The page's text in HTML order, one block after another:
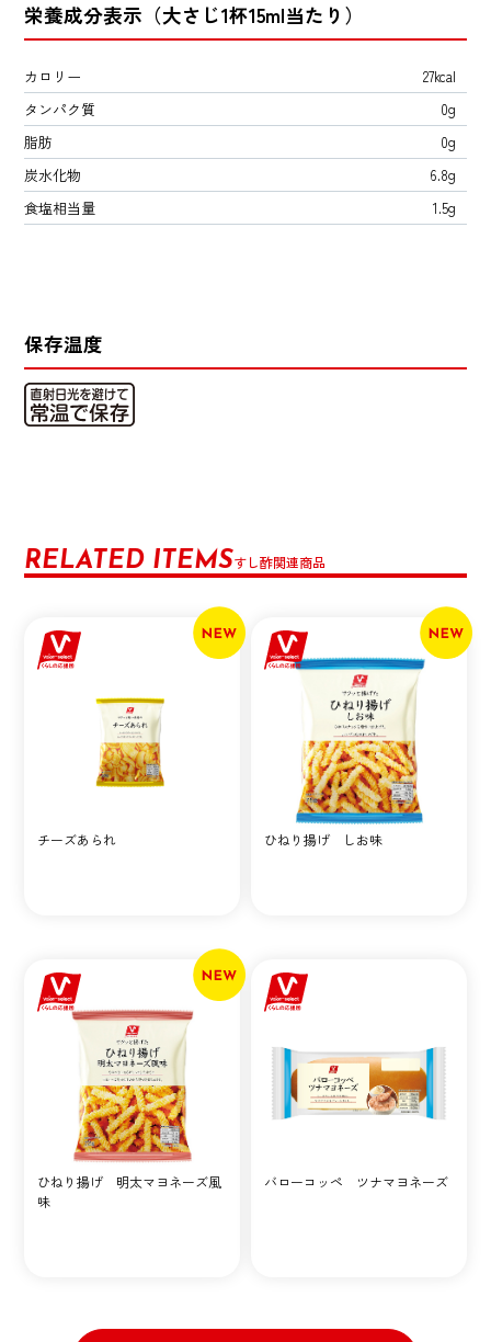
栄養成分表示（大さじ1杯15ml当たり）
カロリー
27kcal
タンパク質
0g
脂肪
0g
炭水化物
6.8g
食塩相当量
1.5g
保存温度
RELATED ITEMSすし酢関連商品
チーズあられ ひねり揚げ しお味
ひねり揚げ 明太マヨネーズ風
味
バローコッペ ツナマヨネーズ